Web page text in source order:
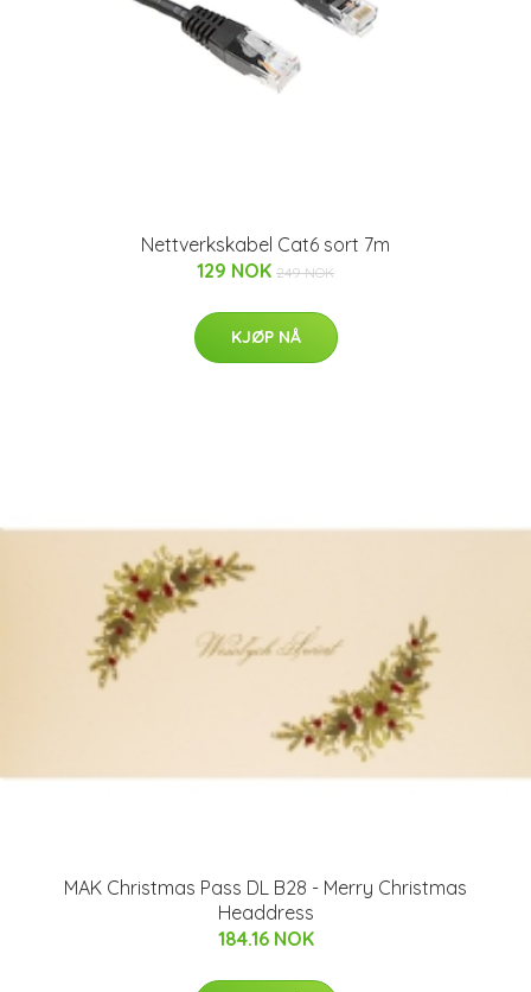
Nettverkskabel Cat6 sort 7m
129 NOK 249 NOK
KJØP NÅ
MAK Christmas Pass DL B28 - Merry Christmas
Headdress
184.16 NOK